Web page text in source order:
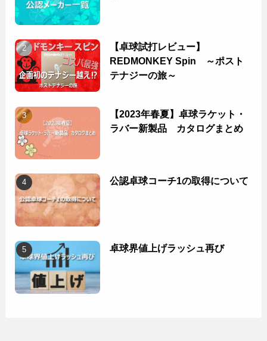
【卓球試打レビュー】
REDMONKEY Spin ～ポスト
テナジーの旅～
【2023年春夏】卓球ラケット・
ラバー新製品 カタログまとめ
公認卓球コーチ1の取得について
卓球界値上げラッシュ再び